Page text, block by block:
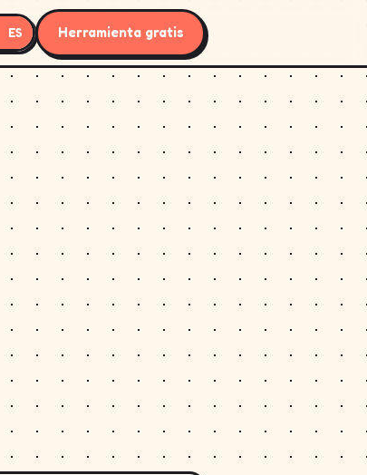
ES Herramienta gratis